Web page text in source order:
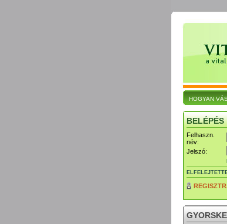
HOGYAN
BELÉPÉS
Felhaszn.
név:
Jelszó: